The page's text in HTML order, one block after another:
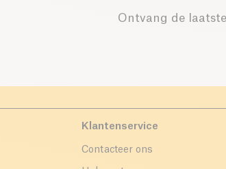
Ontvang de
Klantenservice
Contacteer ons